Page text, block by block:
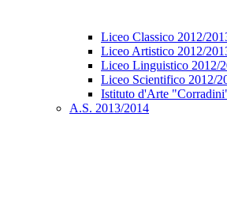
Liceo Classico 2012/
Liceo Artistico 2012/
Liceo Linguistico 2012/
Liceo Scientifico 2012/
Istituto d'Arte
A.S. 2013/2014